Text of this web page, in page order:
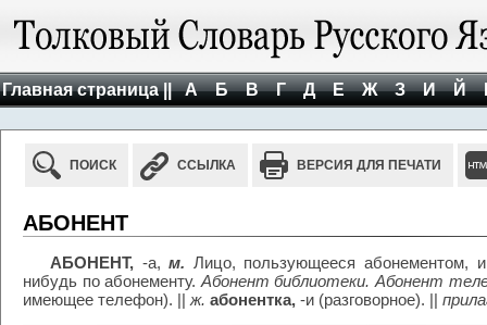
Главная страница || А Б В Г Д Е Ж З И Й
ПОИСК ССЫЛКА ВЕРСИЯ ДЛЯ ПЕЧАТИ
АБОНЕНТ
АБОНЕНТ, -а, м. Лицо, пользующееся абонементом,
нибудь по абонементу. Абонент библиотеки. Абонент
имеющее телефон). || ж. абонентка, -и (разговорное). ||